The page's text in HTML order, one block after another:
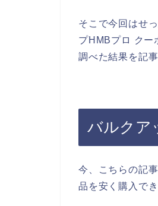
そこで今回はせ
プHMBプロ クー
調べた結果を記
バルクア
今、こちらの記
品を安く購入で